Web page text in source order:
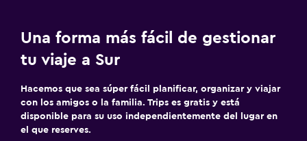
Plancha y tabla de planchar
Secadora
Estacionamiento y transporte
Traslado al aeropuerto (con cargos)
Una forma más fácil de gestionar
tu viaje a Sur
Hacemos que sea súper fácil planificar, organizar y viajar
con los amigos o la familia. Trips es gratis y está
disponible para su uso independientemente del lugar en
el que reserves.